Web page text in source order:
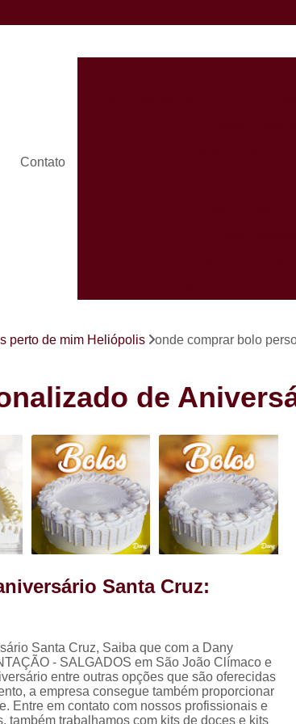
Contato
Bolos
Cento de
Cento de
Cento de Salgado São João
Cento de
Cento de
Cento do Salgado para
Coxinha de Festa com
Coxinha de Frango para
Coxinha Festa Assada
Coxinha Frango de Festa
perto de mim Heliópolis onde comprar bolo
de
Santa Cruz:
Santa Cruz, Saiba que com a Dany
- SALGADOS em São João Clímaco e
entre outras opções que são oferecidas
a empresa consegue também proporcionar
Entre em contato com nossos profissionais e
também trabalhamos com kits de doces e kits